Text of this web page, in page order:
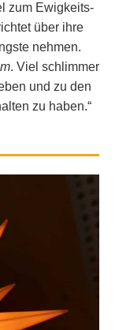
zum Ewigkeits-
über ihre
nehmen.
. Viel schlimmer
und zu den
zu haben.“